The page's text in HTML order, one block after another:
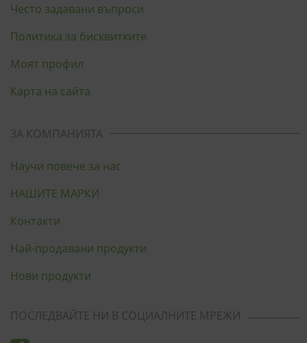
Често задавани въпроси
Политика за бисквитките
Моят профил
Карта на сайта
ЗА КОМПАНИЯТА
Научи повече за нас
НАШИТЕ МАРКИ
Контакти
Най-продавани продукти
Нови продукти
ПОСЛЕДВАЙТЕ НИ В СОЦИАЛНИТЕ МРЕЖИ